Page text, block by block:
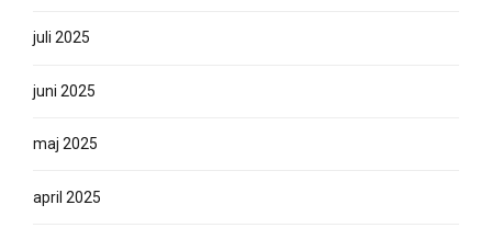
juli 2025
juni 2025
maj 2025
april 2025